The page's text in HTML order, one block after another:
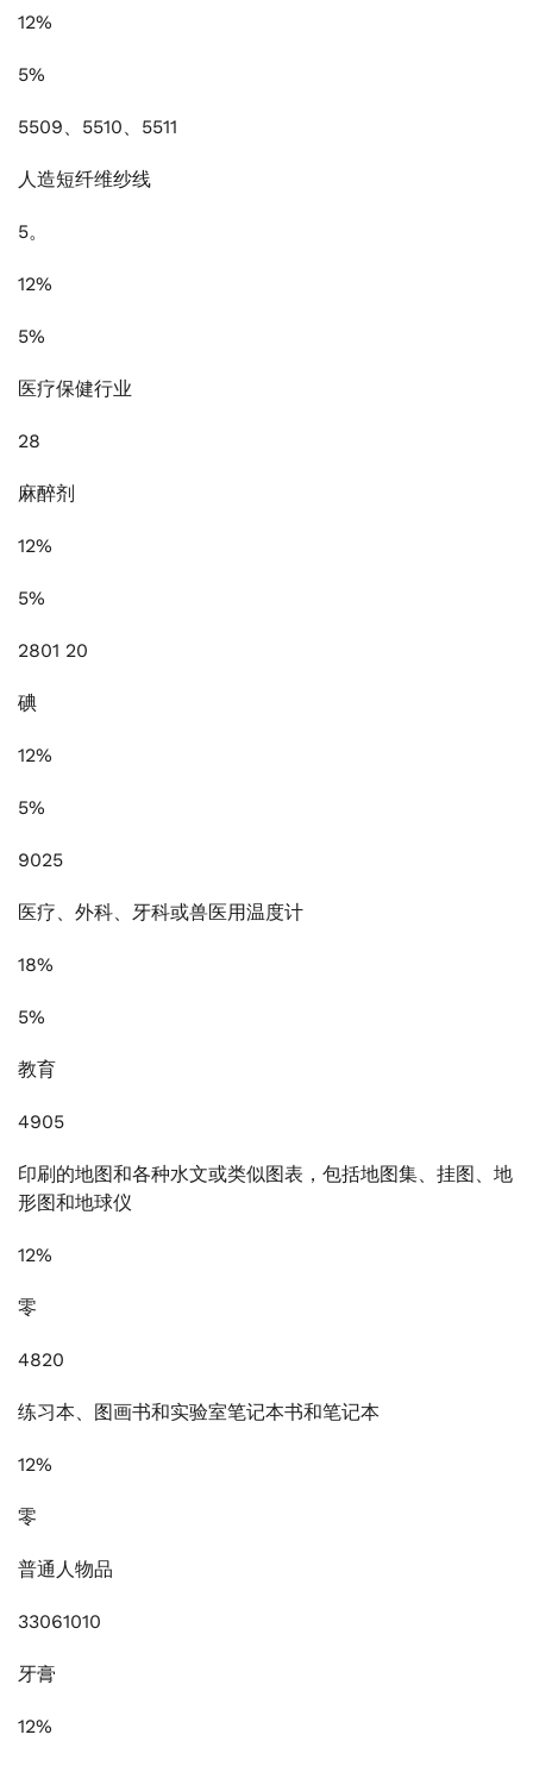
12%
5%
5509、5510、5511
人造短纤维纱线
5。
12%
5%
医疗保健行业
28
麻醉剂
12%
5%
2801 20
碘
12%
5%
9025
医疗、外科、牙科或兽医用温度计
18%
5%
教育
4905
印刷的地图和各种水文或类似图表，包括地图集、挂图、地
形图和地球仪
12%
零
4820
练习本、图画书和实验室笔记本书和笔记本
12%
零
普通人物品
33061010
牙膏
12%